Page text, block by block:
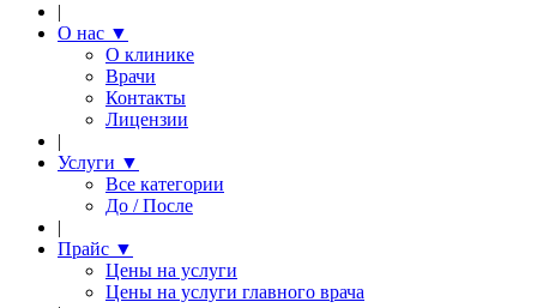
|
О нас ▼
О клинике
Врачи
Контакты
Лицензии
|
Услуги ▼
Все категории
До / После
|
Прайс ▼
Цены на услуги
Цены на услуги главного врача